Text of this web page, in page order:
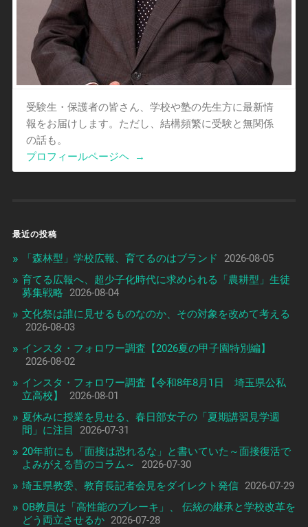
受験生・保護者の皆さん、学校や塾の先生方に最新情
報をお届けします。ただし、結構頻繁に受験と無関係
の話も。
プロフィールページヘ
→
最近の投稿
「森林型」学校広報、育てるのはブランド
2026-08-05
育てる広報へ、超少子化時代に求められる「農耕型」生徒
募集戦略
2026-08-04
文化祭は誰に見せるものなのか、その対象を改めて考える
2026-08-03
インスタ・フォロワー調査【2026夏の甲子園特別編】
2026-08-02
インスタ・フォロワー調査【令和8年8月1日 埼玉県公私
立高校】
2026-08-01
夏休みに授業を見せる、春日部女子の「夏期講習見学週
間」に注目
2026-07-31
20年前にも「面接は恐れるな」と書いていた～面接復活で
よみがえる昔のコラム～
2026-07-30
埼玉県教委、教育長記者会見をダイレクト発信 2026-07-29
OB教員は「高性能のブレーキ」、 伝統の継承と学校改革を
どう両立させるか 2026-07-28